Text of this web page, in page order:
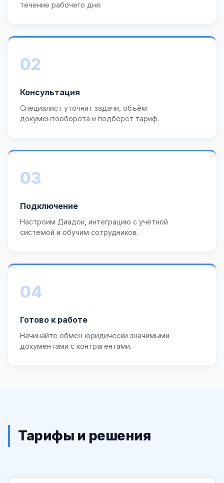
течение рабочего дня.
02
Консультация
Специалист уточнит задачи, объём
документооборота и подберёт тариф.
03
Подключение
Настроим Диадок, интеграцию с учётной
системой и обучим сотрудников.
04
Готово к работе
Начинайте обмен юридически значимыми
документами с контрагентами.
Тарифы и решения